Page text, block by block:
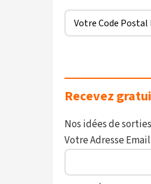
Recevez
Nos idées de
Votre Adresse Email